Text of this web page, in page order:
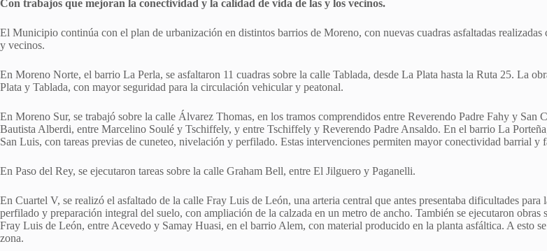
Con trabajos que mejoran la conectividad y la calidad de vida de las y los vecinos.
El Municipio continúa con el plan de urbanización en distintos barrios de Moreno, con nuevas cuadras asfaltadas
y vecinos.
En Moreno Norte, el barrio La Perla, se asfaltaron 11 cuadras sobre la calle Tablada, desde La Plata hasta la Ruta 25. La
Plata y Tablada, con mayor seguridad para la circulación vehicular y peatonal.
En Moreno Sur, se trabajó sobre la calle Álvarez Thomas, en los tramos comprendidos entre Reverendo Padre Fahy y San
Bautista Alberdi, entre Marcelino Soulé y Tschiffely, y entre Tschiffely y Reverendo Padre Ansaldo. En el barrio La
San Luis, con tareas previas de cuneteo, nivelación y perfilado. Estas intervenciones permiten mayor conectividad barrial y
En Paso del Rey, se ejecutaron tareas sobre la calle Graham Bell, entre El Jilguero y Paganelli.
En Cuartel V, se realizó el asfaltado de la calle Fray Luis de León, una arteria central que antes presentaba dificultades
perfilado y preparación integral del suelo, con ampliación de la calzada en un metro de ancho. También se ejecutaron
Fray Luis de León, entre Acevedo y Samay Huasi, en el barrio Alem, con material producido en la planta asfáltica. A esto
zona.